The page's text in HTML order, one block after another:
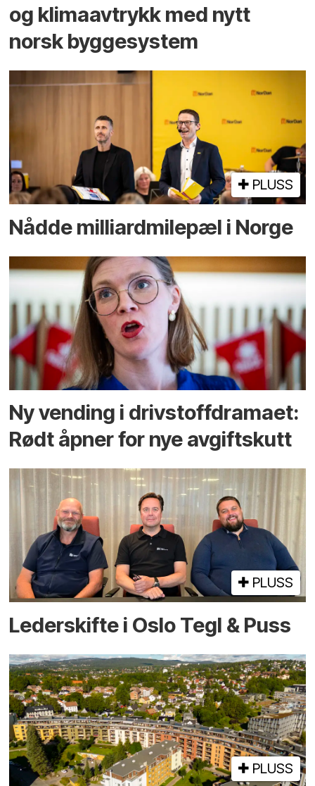
og klima­avtrykk med nytt
norsk bygge­system
PLUSS
Nådde milliard­­milepæl i Norge
Ny vending i drivstoffdramaet:
Rødt åpner for nye avgiftskutt
PLUSS
Lederskifte i Oslo Tegl & Puss
PLUSS